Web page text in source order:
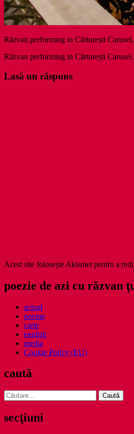
Răzvan performing in Cărturești
Răzvan performing in Cărturești
Lasă un răspuns
Acest site folosește Akismet pentru a
poezie de azi cu răzvan
actual
poeme
carte
english
media
Cookie Policy (EU)
caută
Caută
după:
secţiuni